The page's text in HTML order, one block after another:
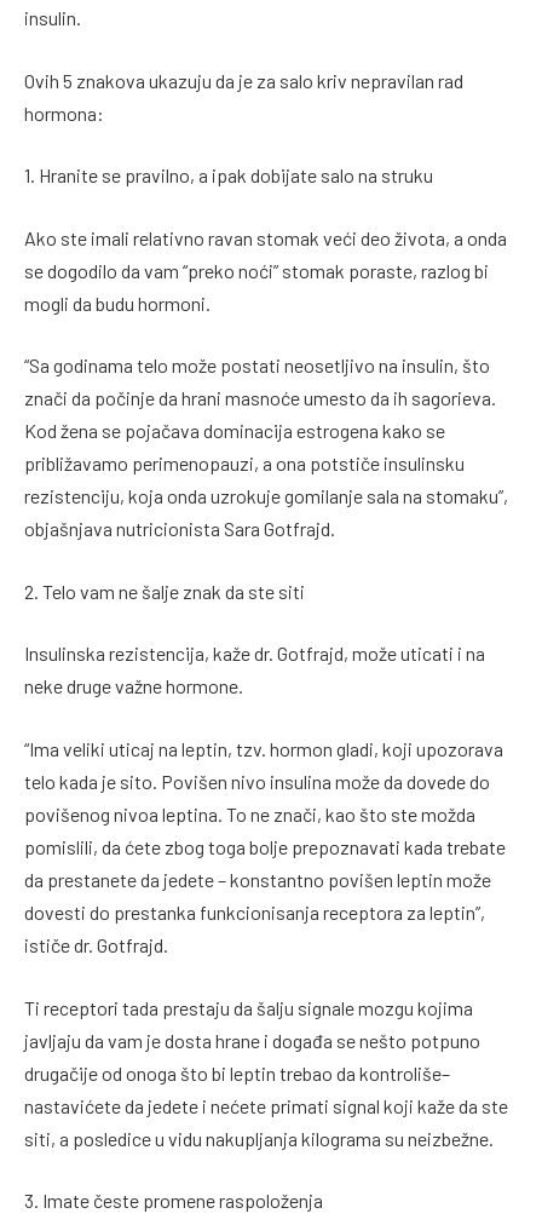
insulin.
Ovih 5 znakova ukazuju da je za salo kriv nepravilan rad
hormona:
1. Hranite se pravilno, a ipak dobijate salo na struku
Ako ste imali relativno ravan stomak veći deo života, a onda
se dogodilo da vam “preko noći” stomak poraste, razlog bi
mogli da budu hormoni.
“Sa godinama telo može postati neosetljivo na insulin, što
znači da počinje da hrani masnoće umesto da ih sagorieva.
Kod žena se pojačava dominacija estrogena kako se
približavamo perimenopauzi, a ona potstiče insulinsku
rezistenciju, koja onda uzrokuje gomilanje sala na stomaku”,
objašnjava nutricionista Sara Gotfrajd.
2. Telo vam ne šalje znak da ste siti
Insulinska rezistencija, kaže dr. Gotfrajd, može uticati i na
neke druge važne hormone.
“Ima veliki uticaj na leptin, tzv. hormon gladi, koji upozorava
telo kada je sito. Povišen nivo insulina može da dovede do
povišenog nivoa leptina. To ne znači, kao što ste možda
pomislili, da ćete zbog toga bolje prepoznavati kada trebate
da prestanete da jedete – konstantno povišen leptin može
dovesti do prestanka funkcionisanja receptora za leptin”,
ističe dr. Gotfrajd.
Ti receptori tada prestaju da šalju signale mozgu kojima
javljaju da vam je dosta hrane i događa se nešto potpuno
drugačije od onoga što bi leptin trebao da kontroliše–
nastavićete da jedete i nećete primati signal koji kaže da ste
siti, a posledice u vidu nakupljanja kilograma su neizbežne.
3. Imate česte promene raspoloženja